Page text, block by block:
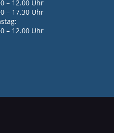
– 12.00 Uhr
– 17.30 Uhr
– 12.00 Uhr